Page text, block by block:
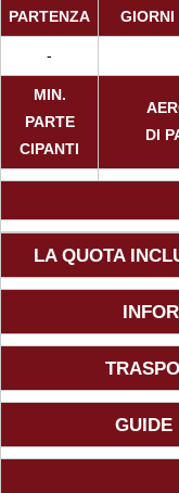
Viaggi in
Viaggi in
Viaggi in
Viaggi in
Viaggi in
Viaggi in
Viaggi in
Viaggi in
PARTENZA
GIORNI
-
MIN.
PARTE
CIPANTI
DI
LA QUOTA
GUIDE